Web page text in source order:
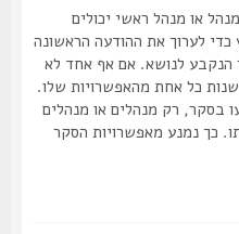
מנהל ראשי יכולים
את ההודעה הראשונה
לנושא. אם אף אחד לא
כל אחת מהאפשרויות שלו.
רק מנהלים או מנהלים
נמנע מאפשרויות הסקר